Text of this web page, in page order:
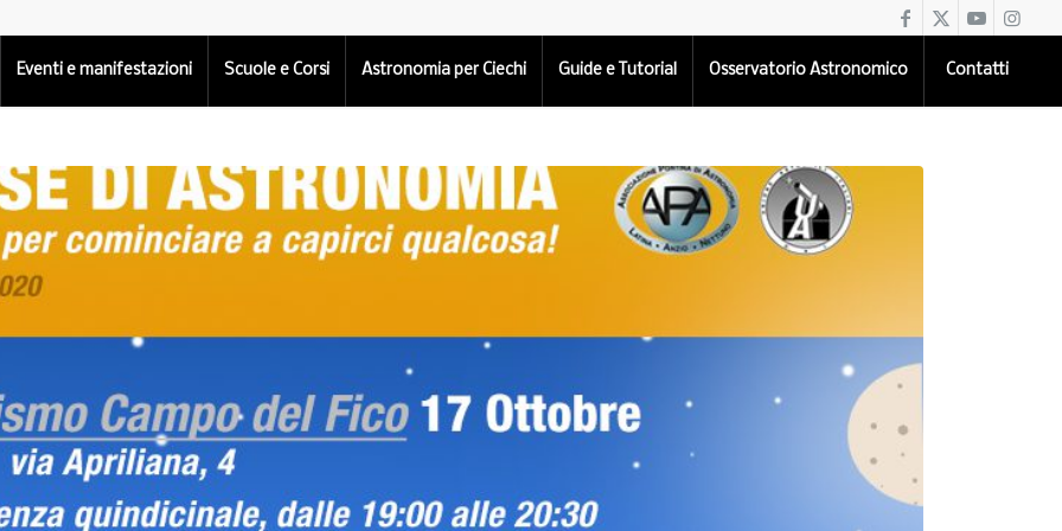
Eventi e manifestazioni Scuole e Corsi Astronomia per Ciechi Guide e Tutorial Osservatorio Astronomico Contatti